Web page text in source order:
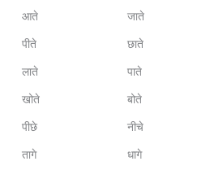
आते जाते
पीते छाते
लाते पाते
खोते बोते
पीछे नीचे
तागे धागे